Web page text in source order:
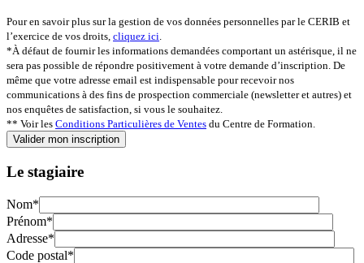
Pour en savoir plus sur la gestion de vos données personnelles par le CERIB et
l’exercice de vos droits, cliquez ici.
*À défaut de fournir les informations demandées comportant un astérisque, il ne
sera pas possible de répondre positivement à votre demande d’inscription. De
même que votre adresse email est indispensable pour recevoir nos
communications à des fins de prospection commerciale (newsletter et autres) et
nos enquêtes de satisfaction, si vous le souhaitez.
** Voir les Conditions Particulières de Ventes du Centre de Formation.
Le stagiaire
Nom*
Prénom*
Adresse*
Code postal*